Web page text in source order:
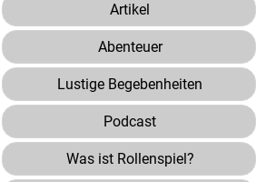
Artikel
Abenteuer
Lustige Begebenheiten
Podcast
Was ist Rollenspiel?